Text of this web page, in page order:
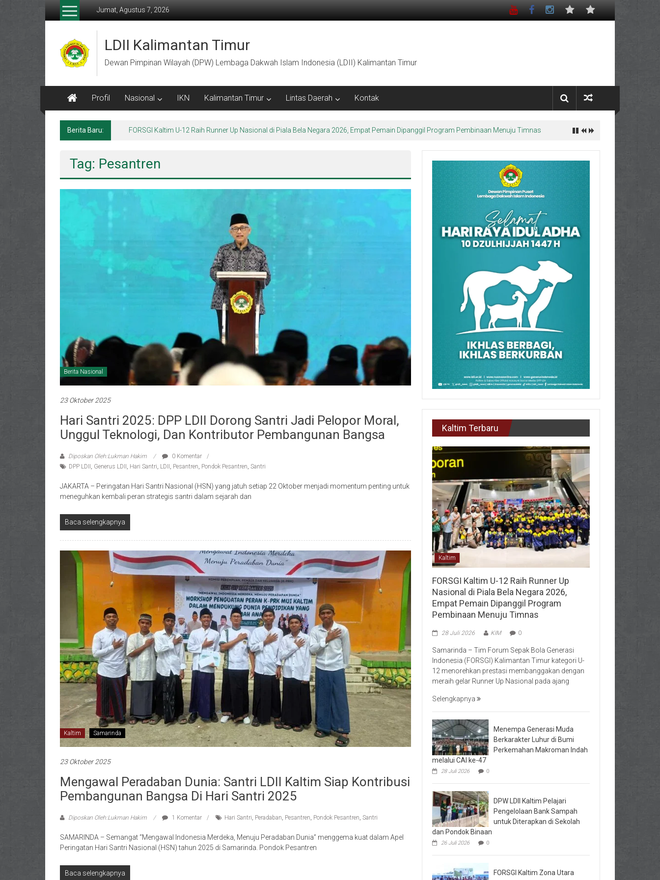
Lompat
Jumat, Agustus 7, 2026
LDII Kalimantan Timur
Dewan Pimpinan Wilayah (DPW) Lembaga Dakwah Islam Indonesia (LDII) Kalimantan Timur
Profil Nasional IKN Kalimantan Timur Lintas Daerah Kontak
Berita Baru: Menempa Generasi Muda Berkarakter Luhur di Bumi Perkemahan Makroman Indah melalui CAI ke-47
Tag: Pesantren
Berita Nasional
23 Oktober 2025
Hari Santri 2025: DPP LDII Dorong Santri Jadi Pelopor Moral,
Unggul Teknologi, Dan Kontributor Pembangunan Bangsa
Diposkan Oleh:Lukman Hakim
0 Komentar
DPP LDII , Generus LDII , Hari Santri, LDII , Pesantren, Pondok Pesantren, Santri
JAKARTA – Peringatan Hari Santri Nasional (HSN) yang jatuh setiap 22 Oktober menjadi momentum penting untuk
meneguhkan kembali peran strategis santri dalam sejarah dan
Baca selengkapnya
Kaltim Samarinda
23 Oktober 2025
Mengawal Peradaban Dunia: Santri LDII Kaltim Siap Kontribusi
Pembangunan Bangsa Di Hari Santri 2025
Diposkan Oleh:Lukman Hakim 1 Komentar Hari Santri, Peradaban, Pesantren, Pondok Pesantren, Santri
SAMARINDA – Semangat “Mengawal Indonesia Merdeka, Menuju Peradaban Dunia” menggema kuat dalam Apel
Peringatan Hari Santri Nasional (HSN) tahun 2025 di Samarinda. Pondok Pesantren
Baca selengkapnya
Kaltim Terbaru
Kaltim
FORSGI Kaltim U-12 Raih Runner Up
Nasional di Piala Bela Negara 2026,
Empat Pemain Dipanggil Program
Pembinaan Menuju Timnas
28 Juli 2026 KIM 0
Samarinda – Tim Forum Sepak Bola Generasi
Indonesia (FORSGI) Kalimantan Timur kategori U-
12 menorehkan prestasi membanggakan dengan
meraih gelar Runner Up Nasional pada ajang
Selengkapnya
Menempa Generasi Muda
Berkarakter Luhur di Bumi
Perkemahan Makroman Indah
melalui CAI ke-47
28 Juli 2026 0
DPW LDII Kaltim Pelajari
Pengelolaan Bank Sampah
untuk Diterapkan di Sekolah
dan Pondok Binaan
26 Juli 2026 0
FORSGI Kaltim Zona Utara